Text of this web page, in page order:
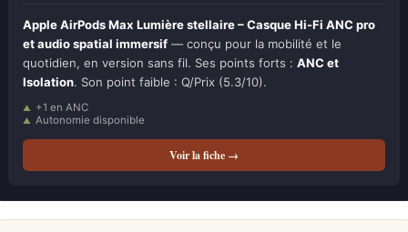
Apple AirPods Max Lumière stellaire – Casque Hi-Fi ANC pro
et audio spatial immersif — conçu pour la mobilité et le
quotidien, en version sans fil. Ses points forts : ANC et
Isolation. Son point faible : Q/Prix (5.3/10).
+1 en ANC
Autonomie disponible
Voir la fiche →